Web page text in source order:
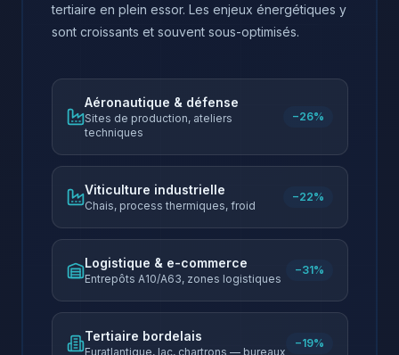
tertiaire en plein essor. Les enjeux énergétiques y
sont croissants et souvent sous-optimisés.
Aéronautique & défense
Sites de production, ateliers
techniques
−26%
Viticulture industrielle
Chais, process thermiques, froid
−22%
Logistique & e-commerce
Entrepôts A10/A63, zones logistiques
−31%
Tertiaire bordelais
Euratlantique, lac, chartrons — bureaux
−19%